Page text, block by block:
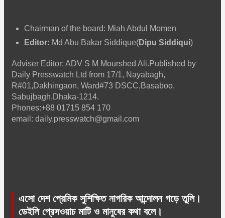
Chairman of the board: Miah Abdul Momen
Editor: Md Abu Bakar Siddique(Dipu Siddiqui)
Adviser Editor: ADV S M Mourshed Ali.Published by
Daily Presswatch Ltd from 17/1, Nayabagh,
R#01,Dakhingaon, Ward#73 DSCC,Basaboo,
Sabujbagh,Dhaka-1214.
Phones:+88 01715 854 170
email: daily.presswatch@gmail.com
এসো দেশ প্রেমিক সুশিক্ষিত নাগরিক আন্দোলন গড়ে তুলি।
ডেইলি প্রেসওয়াচ মাটি ও মানুষের কথা বলে।